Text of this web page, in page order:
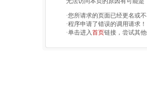
·您所请求的页面已经更名或
·程序申请了错误的调用请求！
·单击进入首页链接，尝试其